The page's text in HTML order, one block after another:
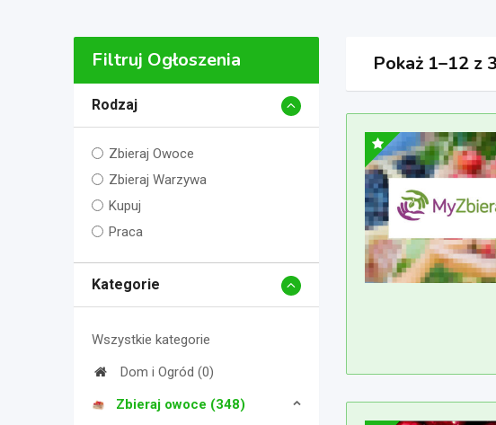
Filtruj Ogłoszenia
Rodzaj
Zbieraj Owoce
Zbieraj Warzywa
Kupuj
Praca
Kategorie
Wszystkie kategorie
Dom i Ogród (0)
Zbieraj owoce (348)
Pokaż 1–12 z